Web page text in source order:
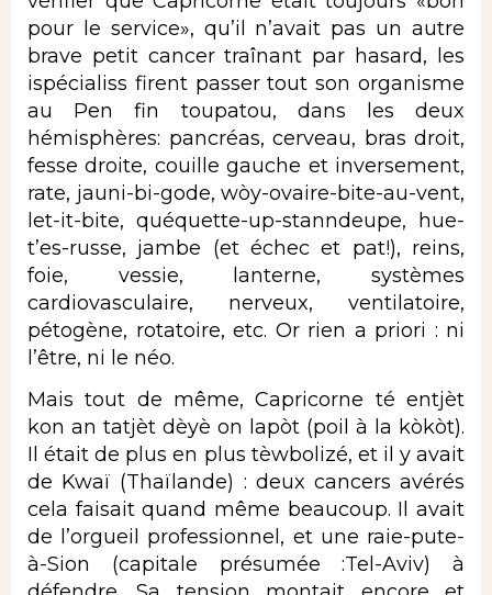
pour le service», qu’il n’avait pas un autre
brave petit cancer traînant par hasard, les
ispécialiss firent passer tout son organisme
au Pen fin toupatou, dans les deux
hémisphères: pancréas, cerveau, bras droit,
fesse droite, couille gauche et inversement,
rate, jauni-bi-gode, wòy-ovaire-bite-au-vent,
let-it-bite, quéquette-up-stanndeupe, hue-
t’es-russe, jambe (et échec et pat!), reins,
foie, vessie, lanterne, systèmes
cardiovasculaire, nerveux, ventilatoire,
pétogène, rotatoire, etc. Or rien a priori : ni
l’être, ni le néo.
Mais tout de même, Capricorne té entjèt
kon an tatjèt dèyè on lapòt (poil à la kòkòt).
Il était de plus en plus tèwbolizé, et il y avait
de Kwaï (Thaïlande) : deux cancers avérés
cela faisait quand même beaucoup. Il avait
de l’orgueil professionnel, et une raie-pute-
à-Sion (capitale présumée :Tel-Aviv) à